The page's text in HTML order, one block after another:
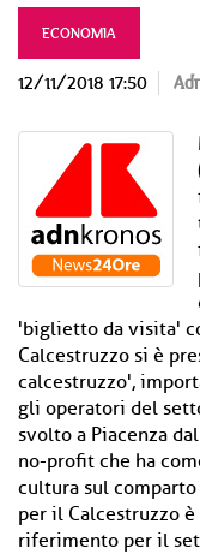
ECONOMIA
12/11/2018 17:50
'biglietto da visita'
Calcestruzzo si è
calcestruzzo',
gli operatori del
svolto a Piacenza
no-profit che ha
cultura sul
per il Calcestruzzo
riferimento per il